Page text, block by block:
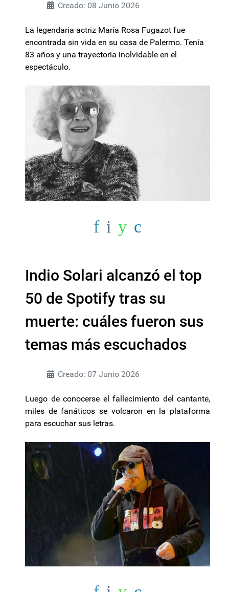
Creado: 08 Junio 2026
La legendaria actriz María Rosa Fugazot fue
encontrada sin vida en su casa de Palermo. Tenía
83 años y una trayectoria inolvidable en el
espectáculo.
Indio Solari alcanzó el top
50 de Spotify tras su
muerte: cuáles fueron sus
temas más escuchados
Creado: 07 Junio 2026
Luego de conocerse el fallecimiento del cantante,
miles de fanáticos se volcaron en la plataforma
para escuchar sus letras.